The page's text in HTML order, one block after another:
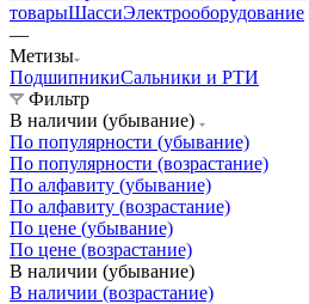
товарыШассиЭлектрооборудование
—
Метизы
ПодшипникиСальники и РТИ
Фильтр
В наличии (убывание)
По популярности (убывание)
По популярности (возрастание)
По алфавиту (убывание)
По алфавиту (возрастание)
По цене (убывание)
По цене (возрастание)
В наличии (убывание)
В наличии (возрастание)